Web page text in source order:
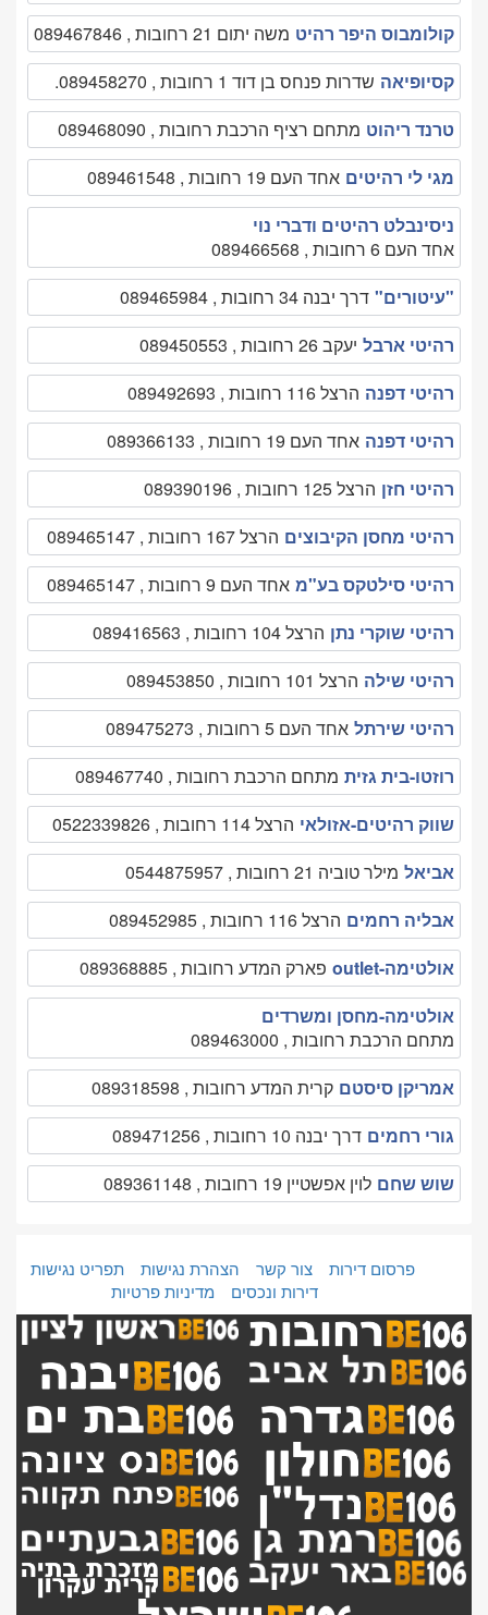
קולומבוס היפר רהיט משה יתום 21 רחובות , 089467846
קסיופיאה שדרות פנחס בן דוד 1 רחובות , 089458270.
טרנד ריהוט מתחם רציף הרכבת רחובות , 089468090
מגי לי רהיטים אחד העם 19 רחובות , 089461548
ניסינבלט רהיטים ודברי נוי
אחד העם 6 רחובות , 089466568
"עיטורים" דרך יבנה 34 רחובות , 089465984
רהיטי ארבל יעקב 26 רחובות , 089450553
רהיטי דפנה הרצל 116 רחובות , 089492693
רהיטי דפנה אחד העם 19 רחובות , 089366133
רהיטי חזן הרצל 125 רחובות , 089390196
רהיטי מחסן הקיבוצים הרצל 167 רחובות , 089465147
רהיטי סילטקס בע"מ אחד העם 9 רחובות , 089465147
רהיטי שוקרי נתן הרצל 104 רחובות , 089416563
רהיטי שילה הרצל 101 רחובות , 089453850
רהיטי שירתל אחד העם 5 רחובות , 089475273
רוזטו-בית גזית מתחם הרכבת רחובות , 089467740
שווק רהיטים-אזולאי הרצל 114 רחובות , 0522339826
אביאל מילר טוביה 21 רחובות , 0544875957
אבליה רחמים הרצל 116 רחובות , 089452985
אולטימה-outlet
פארק המדע רחובות , 089368885
אולטימה-מחסן ומשרדים
מתחם הרכבת רחובות , 089463000
אמריקן סיסטם קרית המדע רחובות , 089318598
גורי רחמים דרך יבנה 10 רחובות , 089471256
שוש שחם לוין אפשטיין 19 רחובות , 089361148
פרסום דירות צור קשר הצהרת נגישות
תפריט נגישות
דירות ונכסים
מדיניות פרטיות